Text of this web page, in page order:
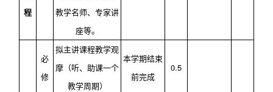
程
教学名师、专家讲
座等。
必
修
拟主讲课程教学观
摩（听、助课一个
教学周期）
本学期结束
前完成
0.5